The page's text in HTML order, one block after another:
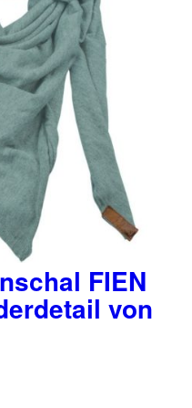
FIEN
von